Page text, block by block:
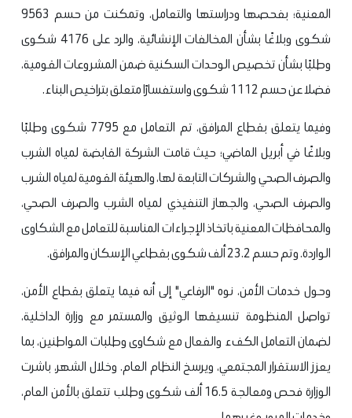
المعنية؛ بفحصها ودراستها والتعامل، وتمكنت من حسم 9563
شكوى وبلاغًا بشأن المخالفات الإنشائية، والرد على 4176 شكوى
وطلبًا بشأن تخصيص الوحدات السكنية ضمن المشروعات القومية،
فضلا عن حسم 1112 شكوى واستفسارًا متعلق بتراخيص البناء.
وفيما يتعلق بقطاع المرافق، تم التعامل مع 7795 شكوى وطلبًا
وبلاغًا في أبريل الماضي؛ حيث قامت الشركة القابضة لمياه الشرب
والصرف الصحي والشركات التابعة لها، والهيئة القومية لمياه الشرب
والصرف الصحي، والجهاز التنفيذي لمياه الشرب والصرف الصحي،
والمحافظات المعنية باتخاذ الإجراءات المناسبة للتعامل مع الشكاوى
الواردة. وتم حسم 23.2 ألف شكوى بقطاعي الإسكان والمرافق.
وحول خدمات الأمن، نوه "الرفاعي" إلى أنه فيما يتعلق بقطاع الأمن،
تواصل المنظومة تنسيقها الوثيق والمستمر مع وزارة الداخلية،
لضمان التعامل الكفء والفعال مع شكاوى وطلبات المواطنين، بما
يعزز الاستقرار المجتمعي، ويرسخ النظام العام. وخلال الشهر، باشرت
الوزارة فحص ومعالجة 16.5 ألف شكوى وطلب تتعلق بالأمن العام،